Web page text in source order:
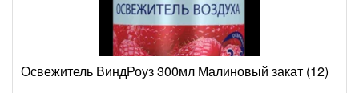
Освежитель ВиндРоуз 300мл Малиновый закат (12)